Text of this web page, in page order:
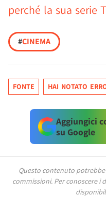
perché la sua serie
#CINEMA
FONTE HAI NOTATO
Aggiungici
su Google
Questo contenuto
commissioni. Per conoscere i